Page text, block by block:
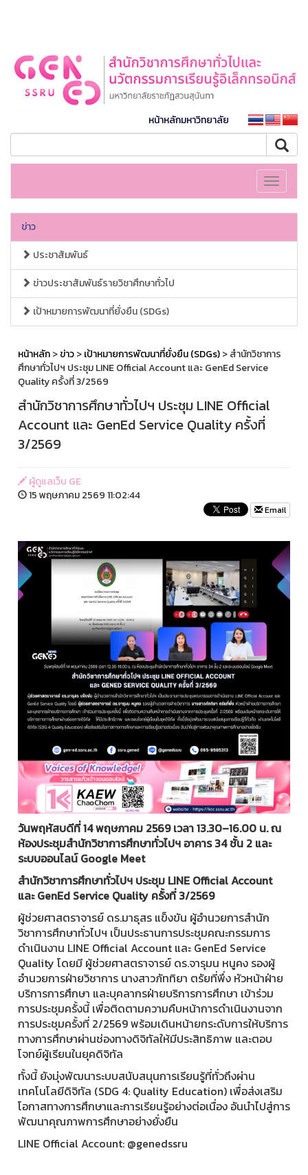
หน้าหลักมหาวิทยาลัย
Toggle
ข่าว
ประชาสัมพันธ์
ข่าวประชาสัมพันธ์รายวิชาศึกษาทั่วไป
เป้าหมายการพัฒนาที่ยั่งยืน (SDGs)
หน้าหลัก>ข่าว>เป้าหมายการพัฒนาที่ยั่งยืน (SDGs)> สำนักวิชาการ
ศึกษาทั่วไปฯ ประชุม LINE Official Account และ GenEd Service
Quality ครั้งที่ 3/2569
สำนักวิชาการศึกษาทั่วไปฯ ประชุม LINE Official
Account และ GenEd Service Quality ครั้งที่
3/2569
ผู้ดูแลเว็บ GE
15 พฤษภาคม 2569 11:02:44
Email
วันพฤหัสบดีที่ 14 พฤษภาคม 2569 เวลา 13.30–16.00 น. ณ
ห้องประชุมสำนักวิชาการศึกษาทั่วไปฯ อาคาร 34 ชั้น 2 และ
ระบบออนไลน์ Google Meet
สำนักวิชาการศึกษาทั่วไปฯ ประชุม LINE Official Account
และ GenEd Service Quality ครั้งที่ 3/2569
ผู้ช่วยศาสตราจารย์ ดร.มาธุสร แข็งขัน ผู้อำนวยการสำนัก
วิชาการศึกษาทั่วไปฯ เป็นประธานการประชุมคณะกรรมการ
ดำเนินงาน LINE Official Account และ GenEd Service
Quality โดยมี ผู้ช่วยศาสตราจารย์ ดร.จารุมน หนูคง รองผู้
อำนวยการฝ่ายวิชาการ นางสาวภัททิยา ตรัยที่พึ่ง หัวหน้าฝ่าย
บริการการศึกษา และบุคลากรฝ่ายบริการการศึกษา เข้าร่วม
การประชุมครั้งนี้ เพื่อติดตามความคืบหน้าการดำเนินงานจาก
การประชุมครั้งที่ 2/2569 พร้อมเดินหน้ายกระดับการให้บริการ
ทางการศึกษาผ่านช่องทางดิจิทัลให้มีประสิทธิภาพ และตอบ
โจทย์ผู้เรียนในยุคดิจิทัล
ทั้งนี้ ยังมุ่งพัฒนาระบบสนับสนุนการเรียนรู้ที่ทั่วถึงผ่าน
เทคโนโลยีดิจิทัล (SDG 4: Quality Education) เพื่อส่งเสริม
โอกาสทางการศึกษาและการเรียนรู้อย่างต่อเนื่อง อันนำไปสู่การ
พัฒนาคุณภาพการศึกษาอย่างยั่งยืน
LINE Official Account: @genedssru